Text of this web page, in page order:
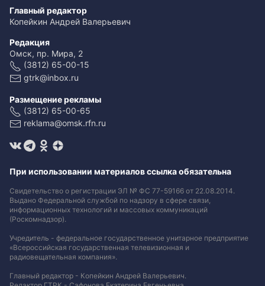
Главный редактор
Копейкин Андрей Валерьевич
Редакция
Омск, пр. Мира, 2
(3812) 65-00-15
gtrk@inbox.ru
Размещение рекламы
(3812) 65-00-65
reklama@omsk.rfn.ru
При использовании материалов ссылка обязательна
Свидетельство о регистрации ЭЛ № ФС 77-59166 от 22.08.2014.
Выдано Федеральной службой по надзору в сфере связи,
информационных технологий и массовых коммуникаций
(Роскомнадзор).
Учредитель - федеральное государственное унитарное предприятие
«Всероссийская государственная телевизионная и
радиовещательная компания».
Главный редактор - Копейкин Андрей Валерьевич.